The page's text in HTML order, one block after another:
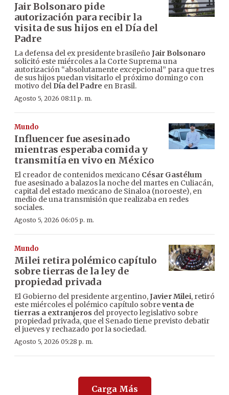
Jair Bolsonaro pide
autorización para recibir la
visita de sus hijos en el Día del
Padre
La defensa del ex presidente brasileño Jair Bolsonaro
solicitó este miércoles a la Corte Suprema una
autorización “absolutamente excepcional” para que tres
de sus hijos puedan visitarlo el próximo domingo con
motivo del Día del Padre en Brasil.
Agosto 5, 2026 08:11 p. m.
Mundo
Influencer fue asesinado
mientras esperaba comida y
transmitía en vivo en México
El creador de contenidos mexicano César Gastélum
fue asesinado a balazos la noche del martes en Culiacán,
capital del estado mexicano de Sinaloa (noroeste), en
medio de una transmisión que realizaba en redes
sociales.
Agosto 5, 2026 06:05 p. m.
Mundo
Milei retira polémico capítulo
sobre tierras de la ley de
propiedad privada
El Gobierno del presidente argentino,Javier Milei, retiró
este miércoles el polémico capítulo sobreventa de
tierras a extranjeros del proyecto legislativo sobre
propiedad privada, que el Senado tiene previsto debatir
el jueves y rechazado por la sociedad.
Agosto 5, 2026 05:28 p. m.
Carga Más